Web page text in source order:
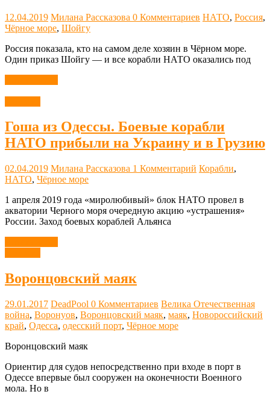
12.04.2019 Милана Рассказова 0 Комментариев НАТО, Россия,
Чёрное море, Шойгу
Россия показала, кто на самом деле хозяин в Чёрном море.
Один приказ Шойгу — и все корабли НАТО оказались под
Гоша из Одессы. Боевые корабли
НАТО прибыли на Украину и в Грузию
02.04.2019 Милана Рассказова 1 Комментарий Корабли,
НАТО, Чёрное море
1 апреля 2019 года «миролюбивый» блок НАТО провел в
акватории Черного моря очередную акцию «устрашения»
России. Заход боевых кораблей Альянса
Воронцовский маяк
29.01.2017 DeadPool 0 Комментариев Велика Отечественная
война, Воронуов, Воронцовский маяк, маяк, Новороссийский
край, Одесса, одесский порт, Чёрное море
Воронцовский маяк
Ориентир для судов непосредственно при входе в порт в
Одессе впервые был сооружен на оконечности Военного
мола. Но в